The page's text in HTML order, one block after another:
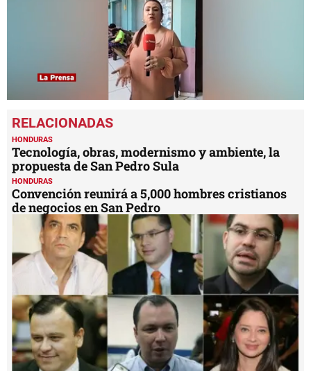
seconds
of
5
minutes,
59
seconds
HONDURAS
Tecnología, obras, modernismo y ambiente, la
propuesta de San Pedro Sula
HONDURAS
Convención reunirá a 5,000 hombres cristianos
de negocios en San Pedro